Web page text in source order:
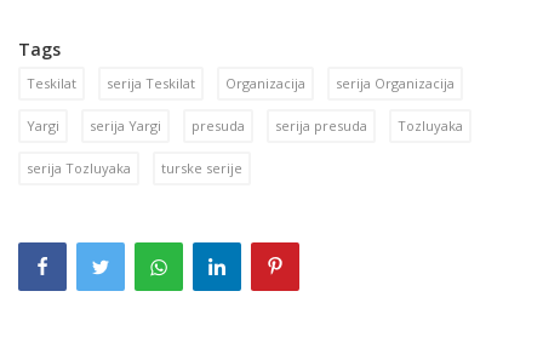
Tags
Teskilat serija Teskilat Organizacija serija Organizacija
Yargi serija Yargi presuda serija presuda Tozluyaka
serija Tozluyaka turske serije